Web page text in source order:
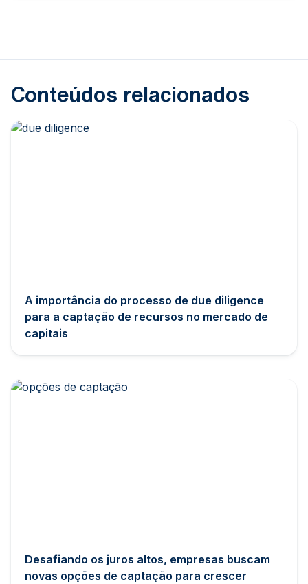
Conteúdos relacionados
A importância do processo de due diligence
para a captação de recursos no mercado de
capitais
Desafiando os juros altos, empresas buscam
novas opções de captação para crescer